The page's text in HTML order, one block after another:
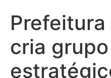
cria grupo